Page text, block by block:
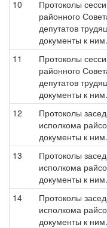
10
Протоколы
районного
депутатов
документы к
11
Протоколы
районного
депутатов
документы к
12
Протоколы
исполкома
документы к
13
Протоколы
исполкома
документы к
14
Протоколы
исполкома
документы к